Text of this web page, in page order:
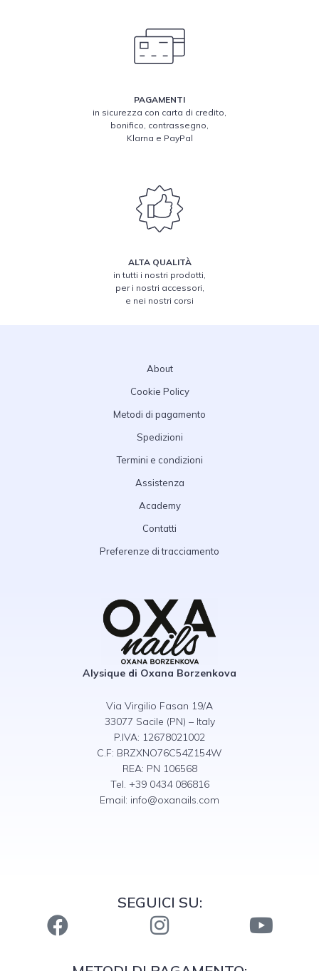
PAGAMENTI
in sicurezza con carta di credito,
bonifico, contrassegno,
Klarna e PayPal
ALTA QUALITÀ
in tutti i nostri prodotti,
per i nostri accessori,
e nei nostri corsi
About
Cookie Policy
Metodi di pagamento
Spedizioni
Termini e condizioni
Assistenza
Academy
Contatti
Preferenze di tracciamento
Alysique di Oxana Borzenkova
Via Virgilio Fasan 19/A
33077 Sacile (PN) – Italy
P.IVA: 12678021002
C.F: BRZXNO76C54Z154W
REA: PN 106568
Tel. +39 0434 086816
Email: info@oxanails.com
SEGUICI SU: